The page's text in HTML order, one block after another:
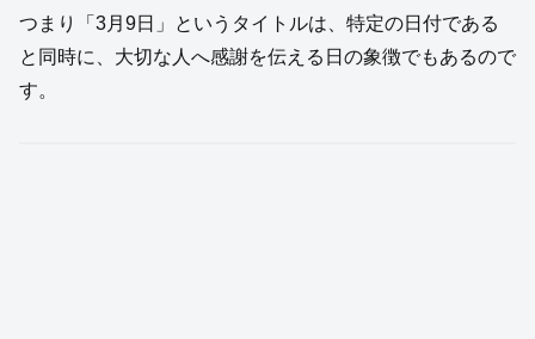
つまり「3月9日」というタイトルは、特定の日付である
と同時に、大切な人へ感謝を伝える日の象徴でもあるので
す。